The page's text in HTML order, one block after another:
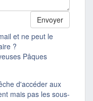
et ne peut le
?
Pâques
d'accéder aux
mais pas les sous-